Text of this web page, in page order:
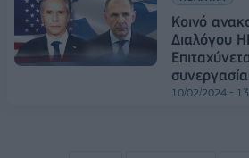
Κοινό
Διαλόγου
10/02/2024 -